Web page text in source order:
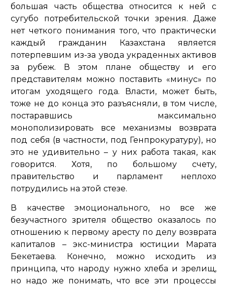
большая часть общества относится к ней с
сугубо потребительской точки зрения. Даже
нет четкого понимания того, что практически
каждый гражданин Казахстана является
потерпевшим из-за увода украденных активов
за рубеж. В этом плане обществу и его
представителям можно поставить «минус» по
итогам уходящего года. Власти, может быть,
тоже не до конца это разъясняли, в том числе,
постаравшись максимально
монополизировать все механизмы возврата
под себя (в частности, под Генпрокуратуру), но
это не удивительно – у них работа такая, как
говорится. Хотя, по большому счету,
правительство и парламент неплохо
потрудились на этой стезе.
В качестве эмоционального, но все же
безучастного зрителя общество оказалось по
отношению к первому аресту по делу возврата
капиталов – экс-министра юстиции Марата
Бекетаева. Конечно, можно исходить из
принципа, что народу нужно хлеба и зрелищ,
но надо же понимать, что все эти процессы